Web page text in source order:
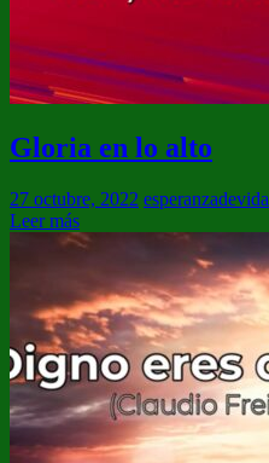
Gloria en lo alto
27 octubre, 2022 esperanzadevida
Leer más